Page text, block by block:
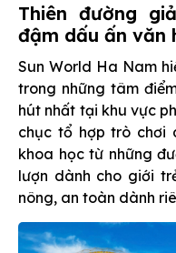
Thiên đường
đậm dấu ấn văn
Sun World Ha Nam
trong những tâm
hút nhất tại khu vực
chục tổ hợp trò chơi
khoa học từ những
lượn dành cho giới
nông, an toàn dành